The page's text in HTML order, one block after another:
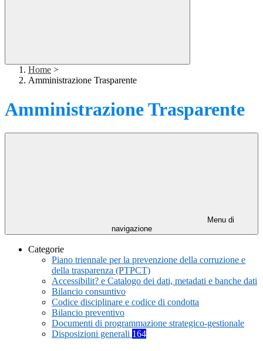
Home >
Amministrazione Trasparente
Amministrazione Trasparente
Menu di
navigazione
Categorie
Piano triennale per la prevenzione della corruzione e
della trasparenza (PTPCT)
Accessibilit? e Catalogo dei dati, metadati e banche dati
Bilancio consuntivo
Codice disciplinare e codice di condotta
Bilancio preventivo
Documenti di programmazione strategico-gestionale
Disposizioni generali 164